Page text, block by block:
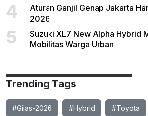
4
Aturan Ganjil Genap Jakarta
2026
5
Suzuki XL7 New Alpha Hybrid
Mobilitas Warga Urban
Trending Tags
#Giias-2026 #Hybrid #Toyota